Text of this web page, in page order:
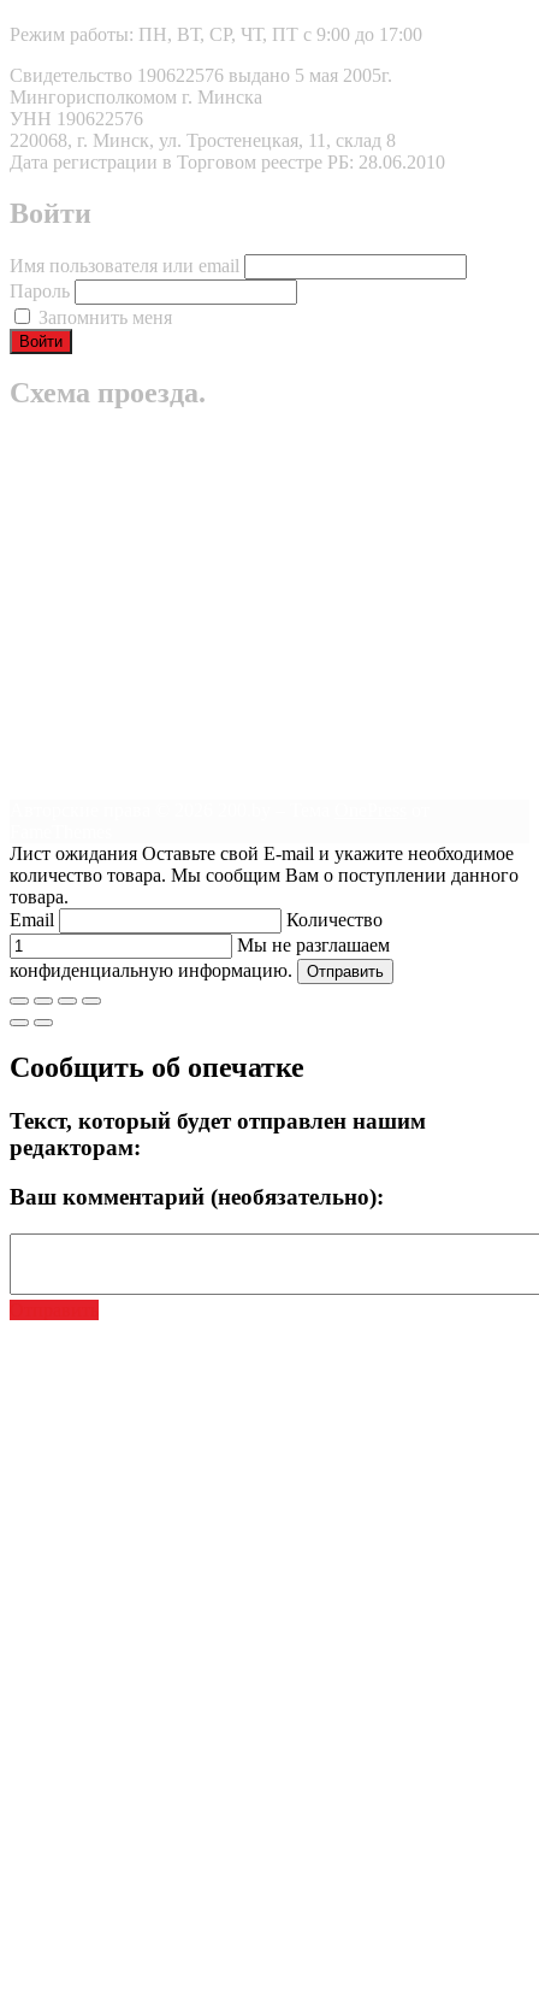
Режим работы: ПН, ВТ, СР, ЧТ, ПТ с 9:00 до 17:00
Свидетельство 190622576 выдано 5 мая 2005г.
Мингорисполкомом г. Минска
УНН 190622576
220068, г. Минск, ул. Тростенецкая, 11, склад 8
Дата регистрации в Торговом реестре РБ: 28.06.2010
Войти
Имя пользователя или email
Пароль
Запомнить меня
Схема проезда.
Лист ожидания Оставьте свой E-mail и укажите необходимое
количество товара. Мы сообщим Вам о поступлении данного
товара.
Email
Количество
Мы не разглашаем
конфиденциальную информацию.
Отправить
Сообщить об опечатке
Текст, который будет отправлен нашим
редакторам:
Ваш комментарий (необязательно):